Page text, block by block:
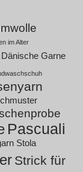
im Alter
Dänische Garne
Pascuali
Stola
Strick für